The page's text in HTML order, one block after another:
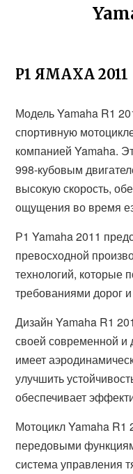
Р1 ЯМАХА 2011
Модель Yamaha R1
спортивную
компанией Yamaha.
998-кубовым
высокую скорость,
ощущения во время
Р1 Yamaha 2011
превосходной
технологий, которые
требованиями дорог и
Дизайн Yamaha R1
своей современной
имеет
улучшить
обеспечивает
Мотоцикл Yamaha R1
передовыми
система управления